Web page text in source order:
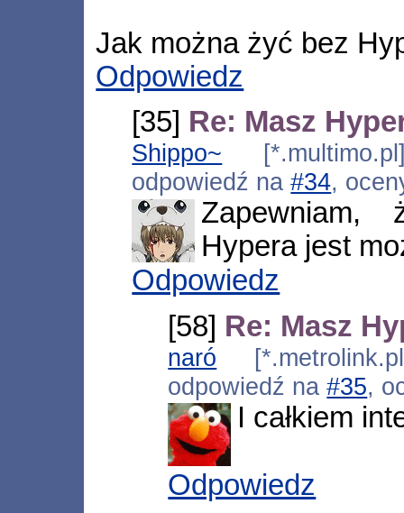
Jak można żyć bez
Odpowiedz
[35] Re: Masz
Shippo~
odpowiedź na#34,
Hypera jest
Odpowiedz
[58] Re: Masz
naró
odpowiedź na#35,
I całkiem
Odpowiedz